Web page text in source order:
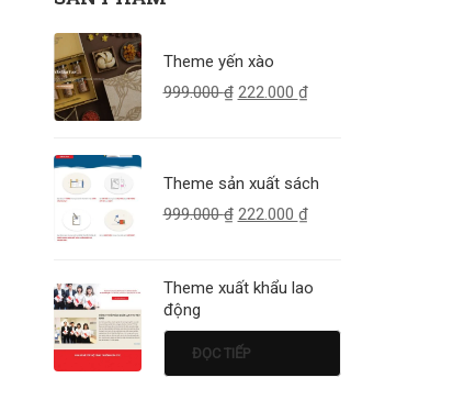
Theme yến xào
999.000₫ 222.000 ₫
Theme sản xuất sách
999.000₫ 222.000 ₫
Theme xuất khẩu lao
động
ĐỌC TIẾP